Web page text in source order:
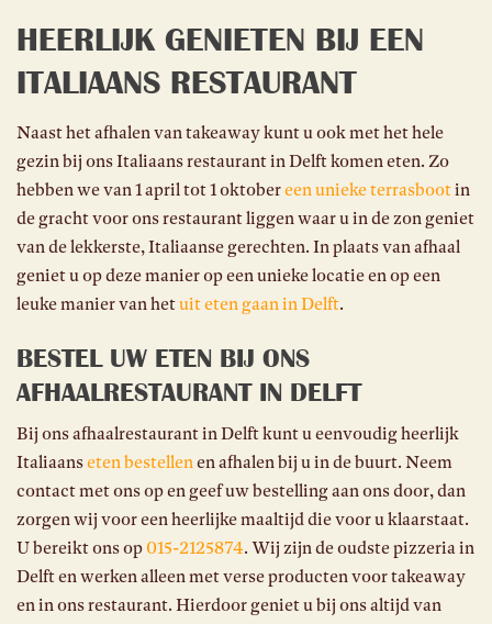
HEERLIJK GENIETEN BIJ EEN
ITALIAANS RESTAURANT
Naast het afhalen van takeaway kunt u ook met het hele
gezin bij ons Italiaans restaurant in Delft komen eten. Zo
hebben we van 1 april tot 1 oktobereen unieke terrasbootin
de gracht voor ons restaurant liggen waar u in de zon geniet
van de lekkerste, Italiaanse gerechten. In plaats van afhaal
geniet u op deze manier op een unieke locatie en op een
leuke manier van hetuit eten gaan in Delft.
BESTEL UW ETEN BIJ ONS
AFHAALRESTAURANT IN DELFT
Bij ons afhaalrestaurant in Delft kunt u eenvoudig heerlijk
Italiaanseten bestellenen afhalen bij u in de buurt. Neem
contact met ons op en geef uw bestelling aan ons door, dan
zorgen wij voor een heerlijke maaltijd die voor u klaarstaat.
U bereikt ons op 015-2125874. Wij zijn de oudste pizzeria in
Delft en werken alleen met verse producten voor takeaway
en in ons restaurant. Hierdoor geniet u bij ons altijd van